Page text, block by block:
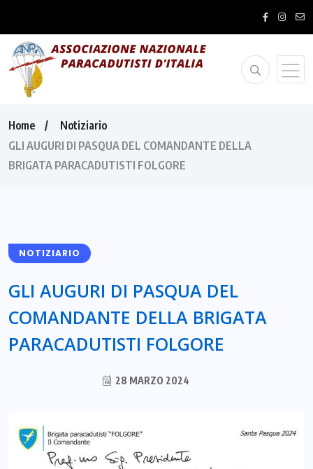
Home
Notiziario
GLI AUGURI DI PASQUA DEL COMANDANTE DELLA
BRIGATA PARACADUTISTI FOLGORE
NOTIZIARIO
GLI AUGURI DI PASQUA DEL
COMANDANTE DELLA BRIGATA
PARACADUTISTI FOLGORE
28 MARZO 2024